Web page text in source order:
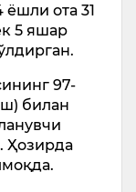
ёшли ота 31
5 яшар
97-
билан
Ҳозирда